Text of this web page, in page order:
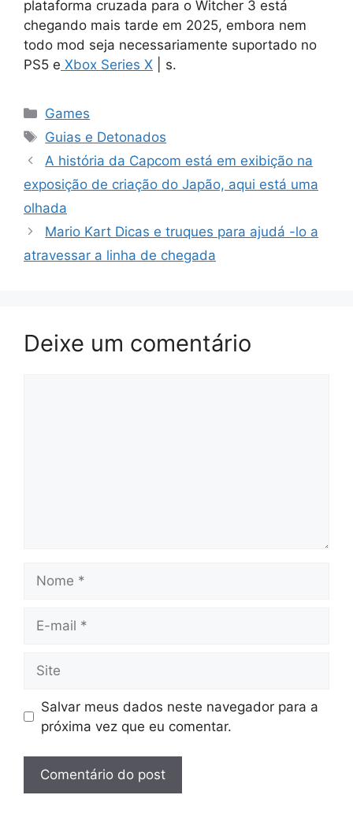
plataforma cruzada para o Witcher 3 está
chegando mais tarde em 2025, embora nem
todo mod seja necessariamente suportado no
PS5 e Xbox Series X | s.
Categorias
Games
Tags
Guias e Detonados
A história da Capcom está em exibição na
exposição de criação do Japão, aqui está uma
olhada
Mario Kart Dicas e truques para ajudá -lo a
atravessar a linha de chegada
Deixe um comentário
mail
Salvar meus dados neste navegador para a
próxima vez que eu comentar.